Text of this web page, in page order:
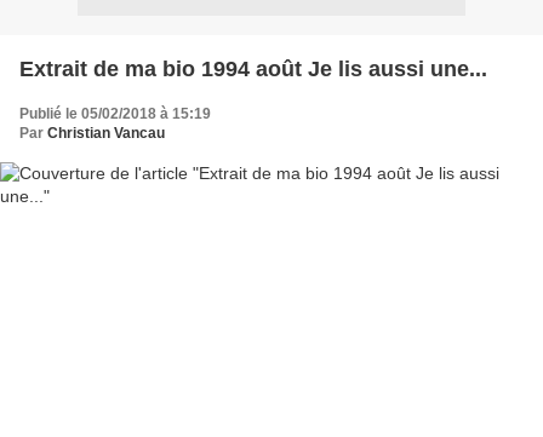
Extrait de ma bio 1994 août Je lis aussi une...
Publié le 05/02/2018 à 15:19
Par Christian Vancau